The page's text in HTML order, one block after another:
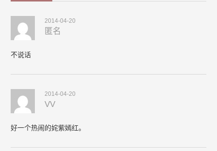
2014-04-20
匿名
不说话
2014-04-20
VV
好一个热闹的姹紫嫣红。